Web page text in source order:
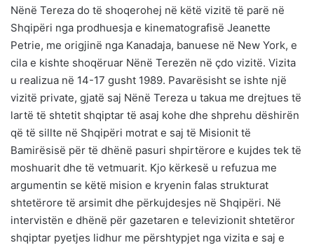
Nënë Tereza do të shoqerohej në këtë vizitë të parë në
Shqipëri nga prodhuesja e kinematografisë Jeanette
Petrie, me origjinë nga Kanadaja, banuese në New York, e
cila e kishte shoqëruar Nënë Terezën në çdo vizitë. Vizita
u realizua në 14-17 gusht 1989. Pavarësisht se ishte një
vizitë private, gjatë saj Nënë Tereza u takua me drejtues të
lartë të shtetit shqiptar të asaj kohe dhe shprehu dëshirën
që të sillte në Shqipëri motrat e saj të Misionit të
Bamirësisë për të dhënë pasuri shpirtërore e kujdes tek të
moshuarit dhe të vetmuarit. Kjo kërkesë u refuzua me
argumentin se këtë mision e kryenin falas strukturat
shtetërore të arsimit dhe përkujdesjes në Shqipëri. Në
intervistën e dhënë për gazetaren e televizionit shtetëror
shqiptar pyetjes lidhur me përshtypjet nga vizita e saj e